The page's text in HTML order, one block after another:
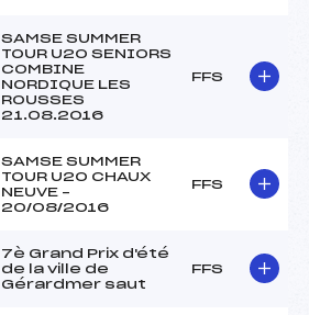
SAMSE SUMMER
TOUR U20 SENIORS
COMBINE
NORDIQUE LES
ROUSSES
21.08.2016
FFS
SAMSE SUMMER
TOUR U20 CHAUX
NEUVE –
20/08/2016
FFS
7è Grand Prix d'été
de la ville de
Gérardmer saut
FFS